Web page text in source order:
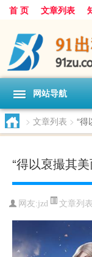
首 页 文章列表
网站导航
> 文章列表 > “得
“得以裒撮其
网友:jzd 文章列表